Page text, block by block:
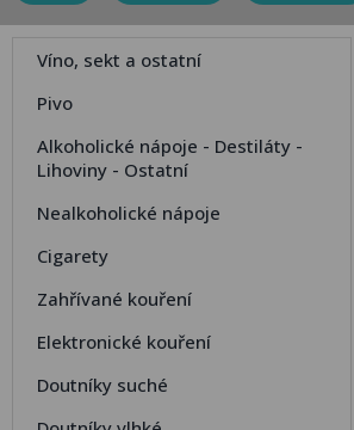
Víno, sekt a ostatní
Pivo
Alkoholické nápoje - Destiláty -
Lihoviny - Ostatní
Nealkoholické nápoje
Cigarety
Zahřívané kouření
Elektronické kouření
Doutníky suché